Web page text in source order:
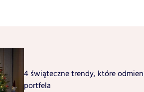
4 świąteczne trendy, które
portfela